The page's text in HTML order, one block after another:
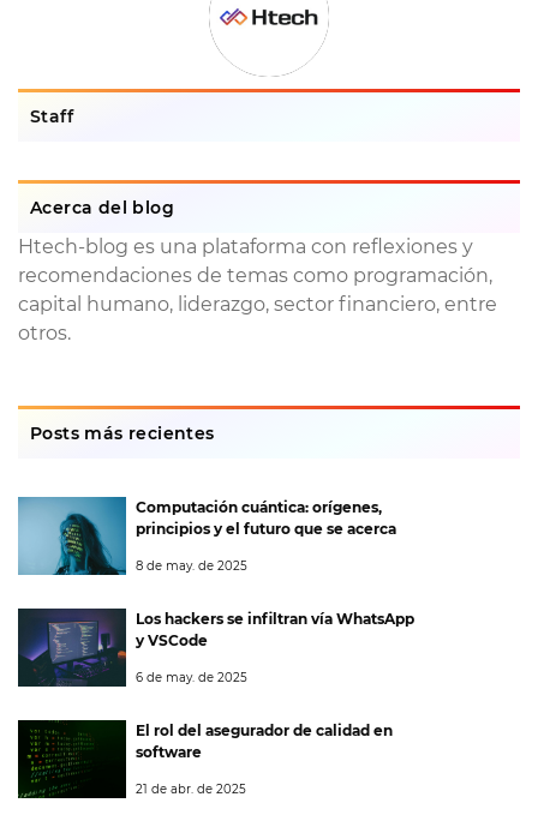
Staff
Acerca del blog
Htech-blog es una plataforma con reflexiones y
recomendaciones de temas como programación,
capital humano, liderazgo, sector financiero, entre
otros.
Posts más recientes
Computación cuántica: orígenes,
principios y el futuro que se acerca
8 de may. de 2025
Los hackers se infiltran vía WhatsApp
y VSCode
6 de may. de 2025
El rol del asegurador de calidad en
software
21 de abr. de 2025